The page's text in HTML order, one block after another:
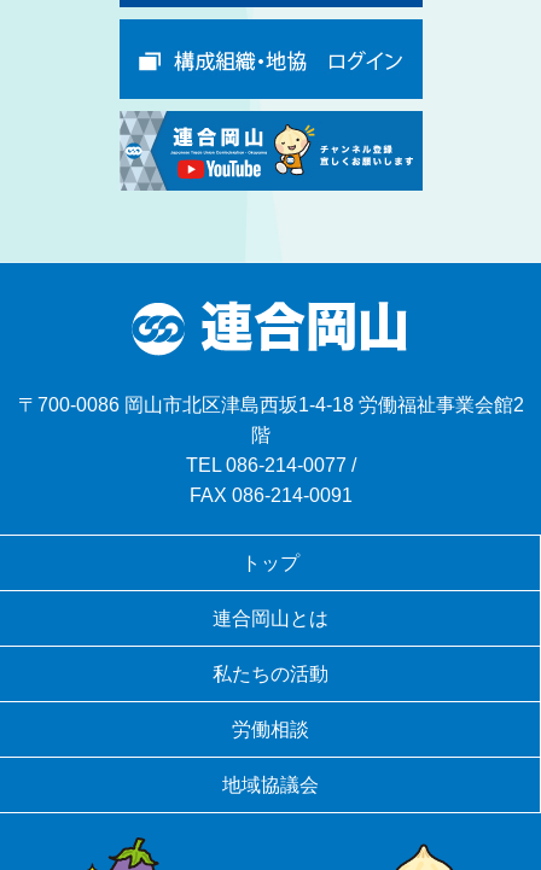
〒700-0086 岡山市北区津島西坂1-4-18 労働福祉事業会館2
階
TEL 086-214-0077 /
FAX 086-214-0091
トップ
連合岡山とは
私たちの活動
労働相談
地域協議会